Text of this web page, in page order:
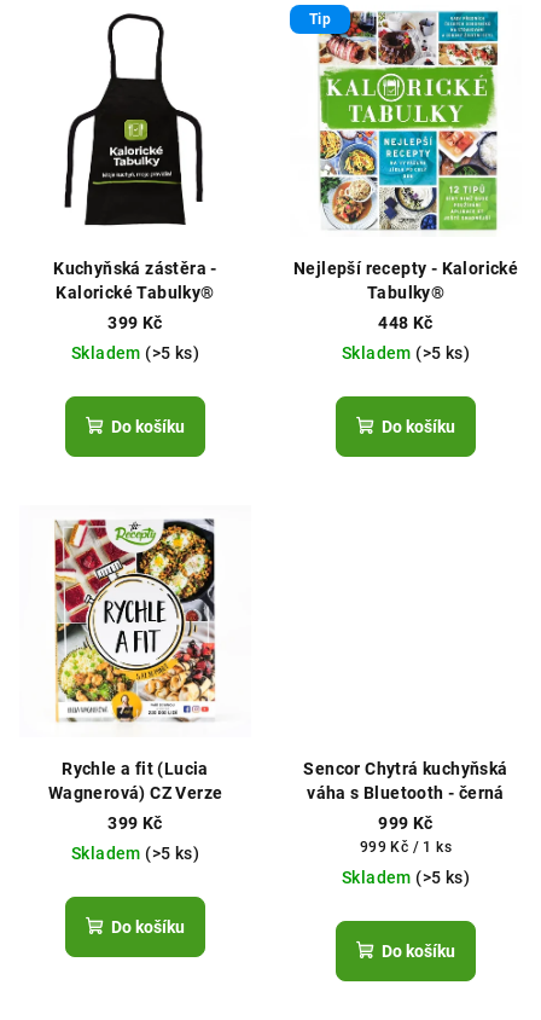
Kuchyňská zástěra -
Kalorické Tabulky®
399 Kč
Skladem (>5 ks)
Do košíku
Tip
Nejlepší recepty - Kalorické
Tabulky®
448 Kč
Skladem (>5 ks)
Do košíku
Rychle a fit (Lucia
Wagnerová) CZ Verze
399 Kč
Skladem (>5 ks)
Do košíku
Sencor Chytrá kuchyňská
váha s Bluetooth - černá
999 Kč
Měrná
cena:
999 Kč / 1 ks
Skladem (>5 ks)
Do košíku